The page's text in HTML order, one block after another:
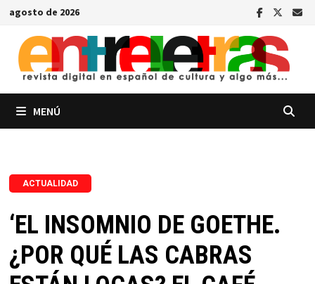
Saltar
contenido
agosto de 2026
MENÚ
ACTUALIDAD
‘EL INSOMNIO DE GOETHE.
¿POR QUÉ LAS CABRAS